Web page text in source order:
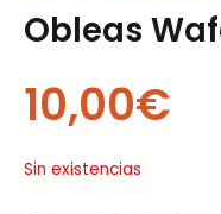
Obleas
10,00€
Sin existencias